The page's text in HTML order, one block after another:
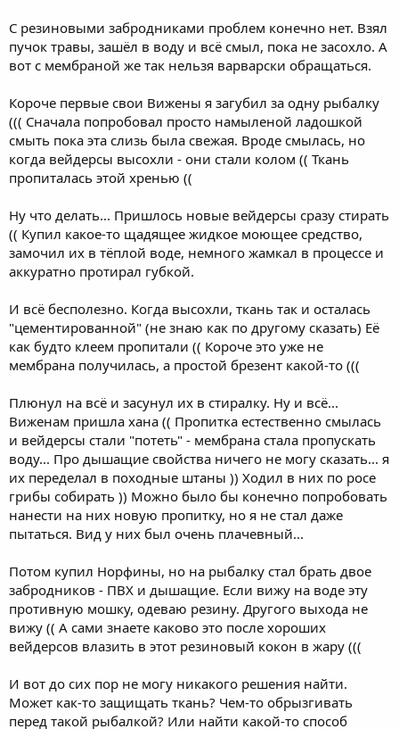
С резиновыми забродниками проблем конечно нет. Взял
пучок травы, зашёл в воду и всё смыл, пока не засохло. А
вот с мембраной же так нельзя варварски обращаться.
Короче первые свои Вижены я загубил за одну рыбалку
((( Сначала попробовал просто намыленой ладошкой
смыть пока эта слизь была свежая. Вроде смылась, но
когда вейдерсы высохли - они стали колом (( Ткань
пропиталась этой хренью ((
Ну что делать... Пришлось новые вейдерсы сразу стирать
(( Купил какое-то щадящее жидкое моющее средство,
замочил их в тёплой воде, немного жамкал в процессе и
аккуратно протирал губкой.
И всё бесполезно. Когда высохли, ткань так и осталась
"цементированной" (не знаю как по другому сказать) Её
как будто клеем пропитали (( Короче это уже не
мембрана получилась, а простой брезент какой-то (((
Плюнул на всё и засунул их в стиралку. Ну и всё...
Виженам пришла хана (( Пропитка естественно смылась
и вейдерсы стали "потеть" - мембрана стала пропускать
воду... Про дышащие свойства ничего не могу сказать... я
их переделал в походные штаны )) Ходил в них по росе
грибы собирать )) Можно было бы конечно попробовать
нанести на них новую пропитку, но я не стал даже
пытаться. Вид у них был очень плачевный...
Потом купил Норфины, но на рыбалку стал брать двое
забродников - ПВХ и дышащие. Если вижу на воде эту
противную мошку, одеваю резину. Другого выхода не
вижу (( А сами знаете каково это после хороших
вейдерсов влазить в этот резиновый кокон в жару (((
И вот до сих пор не могу никакого решения найти.
Может как-то защищать ткань? Чем-то обрызгивать
перед такой рыбалкой? Или найти какой-то способ